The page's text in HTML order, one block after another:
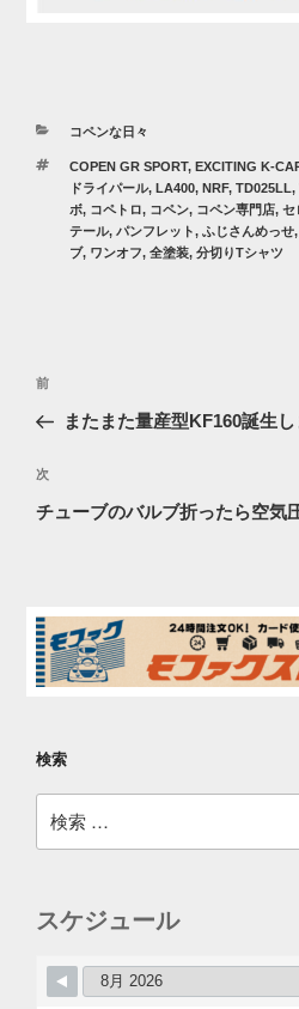
カ
ゴ
リ
ー
コペンな日々
タ
グ
COPEN GR SPORT, EXCITING K-
ドライパール, LA400, NRF, TD025LL,
ボ, コペトロ, コペン, コペン専門店, セ
テール, パンフレット, ふじさんめっせ,
ブ, ワンオフ, 全塗装, 分切りTシャツ
投
ナ
ビ
ゲ
ン
過
去
投
稿
前
またまた量産型KF160誕生し
次
の
次
チューブのバルブ折ったら空気
検索
索:
スケジュール